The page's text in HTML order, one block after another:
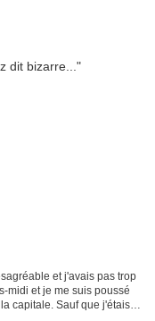
et j'avais pas trop
midi et je me suis poussé
capitale. Sauf que j'étais